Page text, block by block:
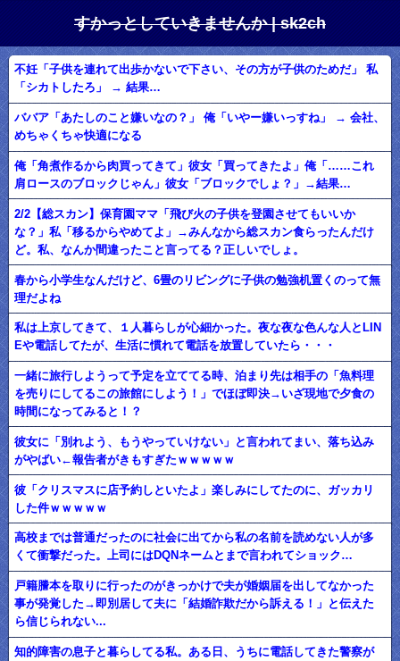
すかっとしていきませんか | sk2ch
不妊「子供を連れて出歩かないで下さい、その方が子供のためだ」 私
「シカトしたろ」 → 結果…
ババア「あたしのこと嫌いなの？」 俺「いやー嫌いっすね」 → 会社、
めちゃくちゃ快適になる
俺「角煮作るから肉買ってきて」彼女「買ってきたよ」俺「……これ
肩ロースのブロックじゃん」彼女「ブロックでしょ？」→結果…
2/2【総スカン】保育園ママ「飛び火の子供を登園させてもいいか
な？」私「移るからやめてよ」→みんなから総スカン食らったんだけ
ど。私、なんか間違ったこと言ってる？正しいでしょ。
春から小学生なんだけど、6畳のリビングに子供の勉強机置くのって無
理だよね
私は上京してきて、１人暮らしが心細かった。夜な夜な色んな人とLIN
Eや電話してたが、生活に慣れて電話を放置していたら・・・
一緒に旅行しようって予定を立ててる時、泊まり先は相手の「魚料理
を売りにしてるこの旅館にしよう！」でほぼ即決→いざ現地で夕食の
時間になってみると！？
彼女に「別れよう、もうやっていけない」と言われてまい、落ち込み
がやばい←報告者がきもすぎたｗｗｗｗｗ
彼「クリスマスに店予約しといたよ」楽しみにしてたのに、ガッカリ
した件ｗｗｗｗｗ
高校までは普通だったのに社会に出てから私の名前を読めない人が多
くて衝撃だった。上司にはDQNネームとまで言われてショック…
戸籍謄本を取りに行ったのがきっかけで夫が婚姻届を出してなかった
事が発覚した→即別居して夫に「結婚詐欺だから訴える！」と伝えた
ら信じられない...
知的障害の息子と暮らしてる私。ある日、うちに電話してきた警察が